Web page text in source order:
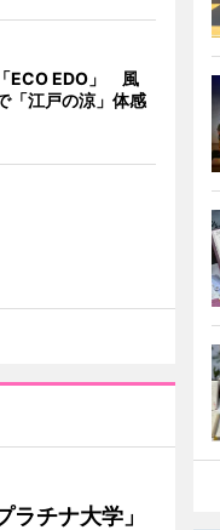
ECO EDO」 風
「江戸の涼」体感
ラチナ大学」